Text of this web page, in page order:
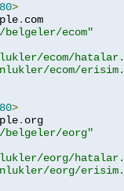
80>
. com
ecom"
ecom/
ecom/
80>
. org
eorg"
eorg/
eorg/